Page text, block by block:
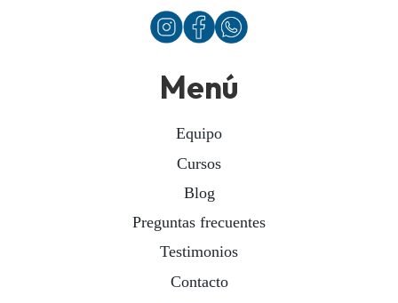
Menú
Equipo
Cursos
Blog
Preguntas frecuentes
Testimonios
Contacto